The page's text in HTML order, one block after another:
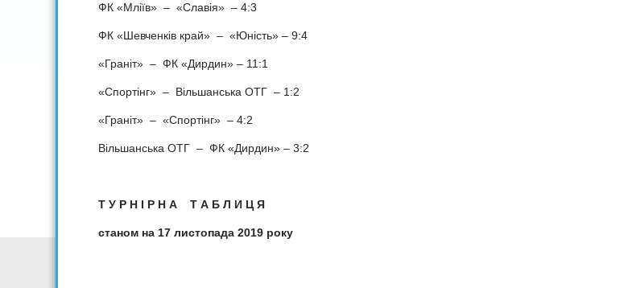
ФК «Мліїв» – «Славія» – 4:3
ФК «Шевченків край» – «Юність» – 9:4
«Граніт» – ФК «Дирдин» – 11:1
«Спортінг» – Вільшанська ОТГ – 1:2
«Граніт» – «Спортінг» – 4:2
Вільшанська ОТГ – ФК «Дирдин» – 3:2
Т У Р Н І Р Н А Т А Б Л И Ц Я
станом на 17 листопада 2019 року